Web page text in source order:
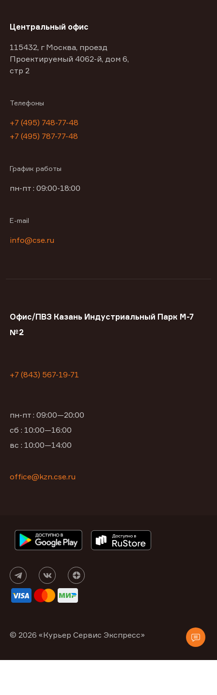
Центральный офис
115432, г Москва, проезд
Проектируемый 4062-й, дом 6,
стр 2
Телефоны
+7 (495) 748-77-48
+7 (495) 787-77-48
График работы
пн-пт : 09:00-18:00
E-mail
info@cse.ru
Офис/ПВЗ Казань Индустриальный Парк М-7
№2
+7 (843) 567-19-71
пн-пт : 09:00—20:00
сб : 10:00—16:00
вс : 10:00—14:00
office@kzn.cse.ru
© 2026 «Курьер Сервис Экспресс»